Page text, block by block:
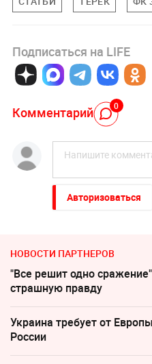
Подписаться на LIFE
Комментарий 0
Авторизоваться
НОВОСТИ ПАРТНЕРОВ
"Все решит одно
страшную правду
Украина требует от
России